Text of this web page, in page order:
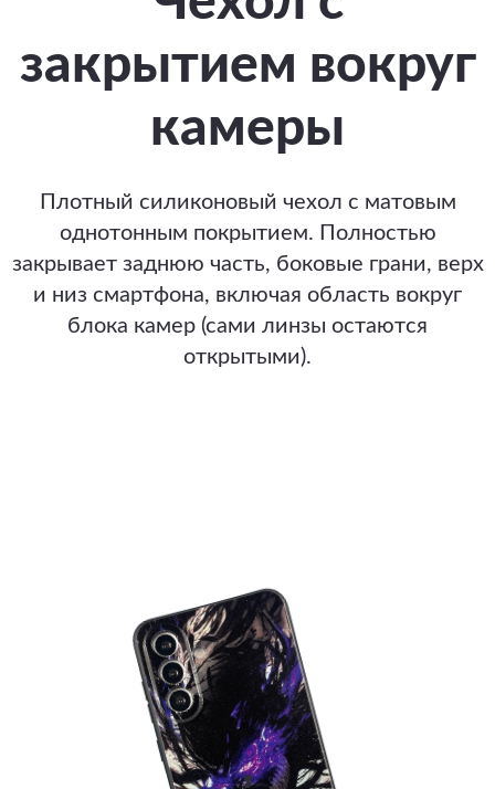
закрытием вокруг
камеры
Плотный силиконовый чехол с матовым
однотонным покрытием. Полностью
закрывает заднюю часть, боковые грани, верх
и низ смартфона, включая область вокруг
блока камер (сами линзы остаются
открытыми).